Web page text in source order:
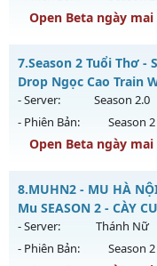
Kiểu reset: Reset In
Antihack: Sharkguard
Open Beta ngày mai
Train Quái Nhận WC -
Mu mới ra tháng 08
13h ngày 10/08/2626
Exp: 200x - Drop: 20%
Kiểu reset: Reset In
Thể loại: Mu Nguyên
Antihack: GameGuard
7.Season 2 Tuổi Thơ -
Drop Ngọc Cao Train
- Server: Season 2.0
- Phiên Bản:
Season 2
Open Beta ngày mai
Season 2 Tuổi Thơ -
Mu mới ra tháng 08
ngày 10/08/2626
Exp: 200x - Drop: 20%
8.MUHN2 - MU HÀ
Mu SEASON 2 - CÀY
- Server: Thánh Nữ
- Phiên Bản:
Season 2